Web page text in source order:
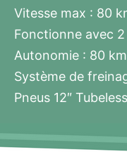
Vitesse max : 80
Fonctionne avec
Autonomie : 80
Système de
Pneus 12″ Tubeless